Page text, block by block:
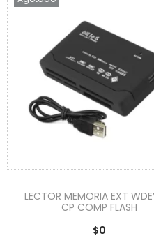
LECTOR MEMORIA EXT
CP COMP FLASH
$0